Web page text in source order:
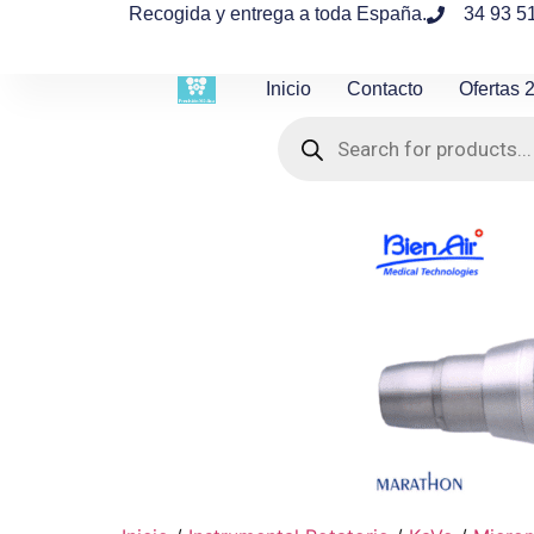
Recogida y entrega a toda España. 34 93
Inicio Contacto Ofertas